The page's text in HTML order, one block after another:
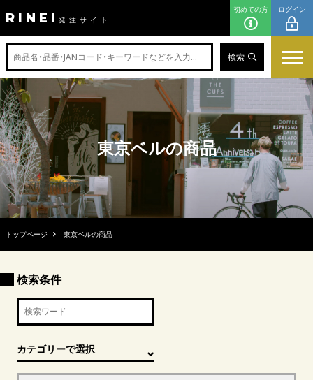
RINEI 発注サイト
初めての方 ログイン
検索
東京ベルの商品
トップページ 東京ベルの商品
検索条件